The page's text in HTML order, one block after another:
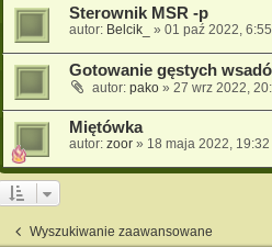
Sterownik MSR -p
autor: Belcik_ » 01 paź 2022,
Gotowanie gęstych
autor: pako» 27 wrz 2022,
Miętówka
autor: zoor» 18 maja 2022, 19:32
Wyszukiwanie zaawansowane